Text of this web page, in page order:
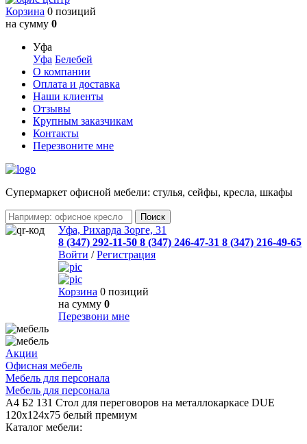
Корзина 0 позиций
на сумму 0
Уфа
Уфа Белебей
О компании
Оплата и доставка
Наши клиенты
Отзывы
Крупным заказчикам
Контакты
Перезвоните мне
Cупермаркет офисной мебели: стулья, сейфы, кресла, шкафы
Уфа, Рихарда Зорге, 31
8 (347) 292-11-50 8 (347) 246-47-31 8 (347) 216-49-65
Войти /Регистрация
Корзина 0 позиций
на сумму 0
Перезвони мне
Акции
Офисная мебель
Мебель для персонала
Мебель для персонала
А4 Б2 131 Стол для переговоров на металлокаркасе DUE
120x124x75 белый премиум
Каталог мебели: